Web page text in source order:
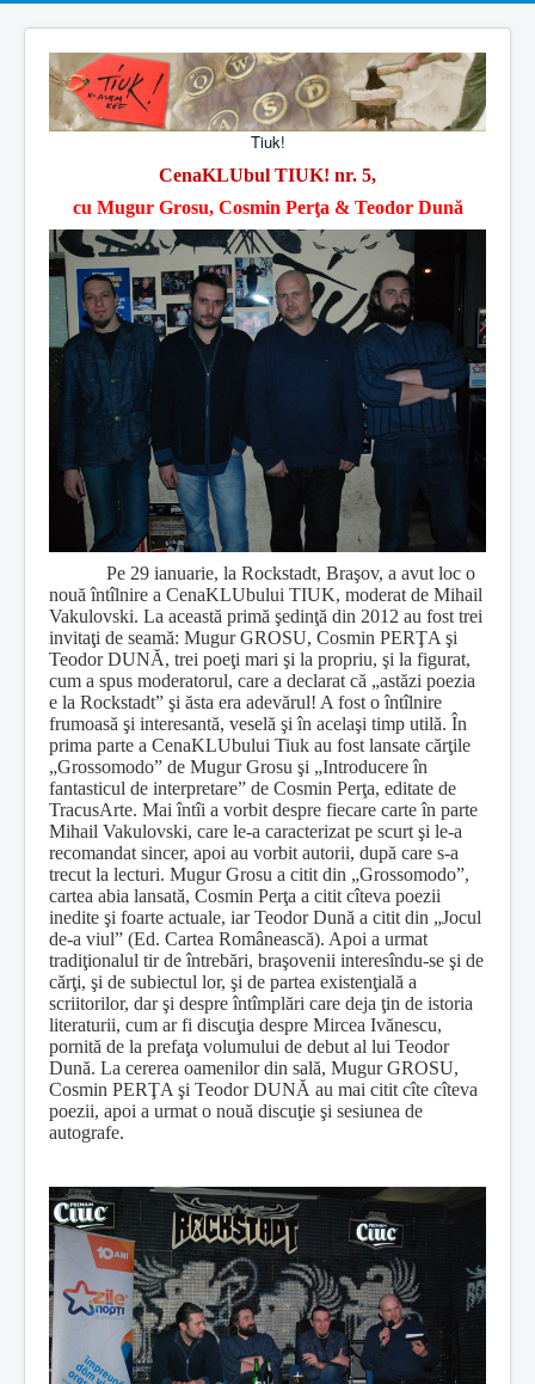
Tiuk!
CenaKLUbul TIUK! nr. 5,
cu Mugur Grosu, Cosmin Perţa & Teodor Dună
Pe 29 ianuarie, la Rockstadt, Braşov, a avut loc o
nouă întîlnire a CenaKLUbului TIUK, moderat de Mihail
Vakulovski. La această primă şedinţă din 2012 au fost trei
invitaţi de seamă: Mugur GROSU, Cosmin PERŢA şi
Teodor DUNĂ, trei poeţi mari şi la propriu, şi la figurat,
cum a spus moderatorul, care a declarat că „astăzi poezia
e la Rockstadt” şi ăsta era adevărul! A fost o întîlnire
frumoasă şi interesantă, veselă şi în acelaşi timp utilă. În
prima parte a CenaKLUbului Tiuk au fost lansate cărţile
„Grossomodo” de Mugur Grosu şi „Introducere în
fantasticul de interpretare” de Cosmin Perţa, editate de
TracusArte. Mai întîi a vorbit despre fiecare carte în parte
Mihail Vakulovski, care le-a caracterizat pe scurt şi le-a
recomandat sincer, apoi au vorbit autorii, după care s-a
trecut la lecturi. Mugur Grosu a citit din „Grossomodo”,
cartea abia lansată, Cosmin Perţa a citit cîteva poezii
inedite şi foarte actuale, iar Teodor Dună a citit din „Jocul
de-a viul” (Ed. Cartea Românească). Apoi a urmat
tradiţionalul tir de întrebări, braşovenii interesîndu-se şi de
cărţi, şi de subiectul lor, şi de partea existenţială a
scriitorilor, dar şi despre întîmplări care deja ţin de istoria
literaturii, cum ar fi discuţia despre Mircea Ivănescu,
pornită de la prefaţa volumului de debut al lui Teodor
Dună. La cererea oamenilor din sală, Mugur GROSU,
Cosmin PERŢA şi Teodor DUNĂ au mai citit cîte cîteva
poezii, apoi a urmat o nouă discuţie şi sesiunea de
autografe.